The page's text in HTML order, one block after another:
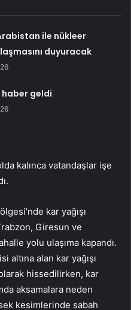
ile nükleer
duyuracak
haber geldi
kalınca vatandaşlar işe
kar yağışı
Giresun ve
yolu ulaşıma kapandı.
altına alan kar yağışı
hissedilirken, kar
aksamalara neden
kesimlerinde sabah